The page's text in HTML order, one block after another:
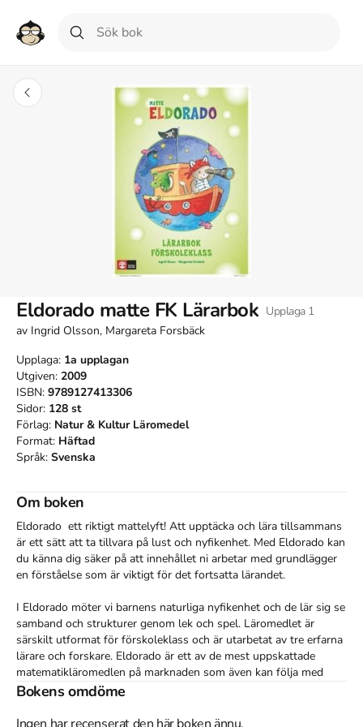
Eldorado matte FK Lärarbok Upplaga 1
av Ingrid Olsson, Margareta Forsbäck
Upplaga: 1a upplagan
Utgiven: 2009
ISBN: 9789127413306
Sidor: 128 st
Förlag: Natur & Kultur Läromedel
Format: Häftad
Språk: Svenska
Om boken
Eldorado  ett riktigt mattelyft! Att upptäcka och lära tillsammans
är ett sätt att ta tillvara på lust och nyfikenhet. Med Eldorado kan
du känna dig säker på att innehållet ni arbetar med grundlägger
en förståelse som är viktigt för det fortsatta lärandet.
I Eldorado möter vi barnens naturliga nyfikenhet och de lär sig se
samband och strukturer genom lek och spel. Läromedlet är
särskilt utformat för förskoleklass och är utarbetat av tre erfarna
lärare och forskare. Eldorado är ett av de mest uppskattade
matematikläromedlen på marknaden som även kan följa med
barnen upp i låg- och mellanstadiet.
Lärarboken Här får du både hjälp att planera varje
Bokens omdöme